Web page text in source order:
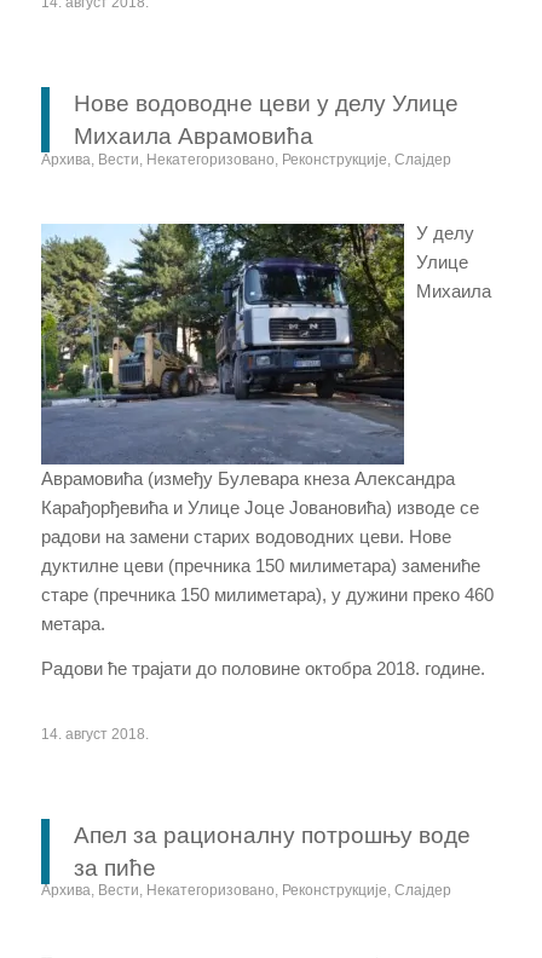
Нове водоводне цеви у делу Улице
Михаила Аврамовића
Архива Вести Некатегоризовано Реконструкције Слајдер
У делу
Улице
Михаила
Аврамовића (између Булевара кнеза Александра
Карађорђевића и Улице Јоце Јовановића) изводе се
радови на замени старих водоводних цеви. Нове
дуктилне цеви (пречника 150 милиметара) замениће
старе (пречника 150 милиметара), у дужини преко 460
метара.
Радови ће трајати до половине октобра 2018. године.
14. август 2018.
Апел за рационалну потрошњу воде
за пиће
Архива, Вести, Некатегоризовано, Реконструкције, Слајдер